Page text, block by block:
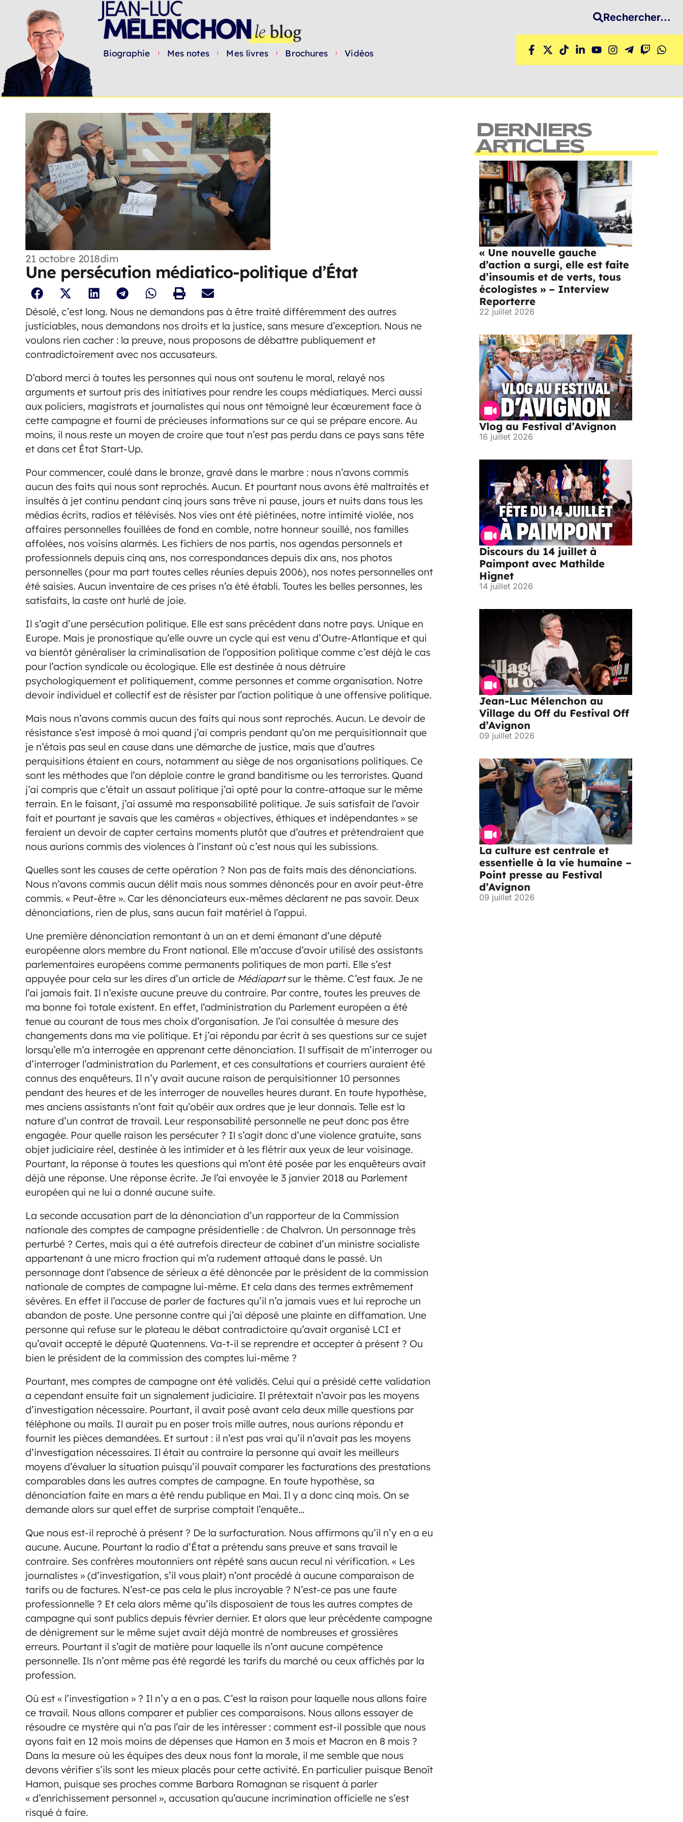
Biographie Mes notes Mes livres Brochures Vidéos
Rechercher...
21 octobre 2018dim
Une persécution médiatico-politique d’État
Désolé, c’est long. Nous ne demandons pas à être traité différemment des autres
justiciables, nous demandons nos droits et la justice, sans mesure d’exception. Nous ne
voulons rien cacher : la preuve, nous proposons de débattre publiquement et
contradictoirement avec nos accusateurs.
D’abord merci à toutes les personnes qui nous ont soutenu le moral, relayé nos
arguments et surtout pris des initiatives pour rendre les coups médiatiques. Merci aussi
aux policiers, magistrats et journalistes qui nous ont témoigné leur écœurement face à
cette campagne et fourni de précieuses informations sur ce qui se prépare encore. Au
moins, il nous reste un moyen de croire que tout n’est pas perdu dans ce pays sans tête
et dans cet État Start-Up.
Pour commencer, coulé dans le bronze, gravé dans le marbre : nous n’avons commis
aucun des faits qui nous sont reprochés. Aucun. Et pourtant nous avons été maltraités et
insultés à jet continu pendant cinq jours sans trêve ni pause, jours et nuits dans tous les
médias écrits, radios et télévisés. Nos vies ont été piétinées, notre intimité violée, nos
affaires personnelles fouillées de fond en comble, notre honneur souillé, nos familles
affolées, nos voisins alarmés. Les fichiers de nos partis, nos agendas personnels et
professionnels depuis cinq ans, nos correspondances depuis dix ans, nos photos
personnelles (pour ma part toutes celles réunies depuis 2006), nos notes personnelles ont
été saisies. Aucun inventaire de ces prises n’a été établi. Toutes les belles personnes, les
satisfaits, la caste ont hurlé de joie.
Il s’agit d’une persécution politique. Elle est sans précédent dans notre pays. Unique en
Europe. Mais je pronostique qu’elle ouvre un cycle qui est venu d’Outre-Atlantique et qui
va bientôt généraliser la criminalisation de l’opposition politique comme c’est déjà le cas
pour l’action syndicale ou écologique. Elle est destinée à nous détruire
psychologiquement et politiquement, comme personnes et comme organisation. Notre
devoir individuel et collectif est de résister par l’action politique à une offensive politique.
Mais nous n’avons commis aucun des faits qui nous sont reprochés. Aucun. Le devoir de
résistance s’est imposé à moi quand j’ai compris pendant qu’on me perquisitionnait que
je n’étais pas seul en cause dans une démarche de justice, mais que d’autres
perquisitions étaient en cours, notamment au siège de nos organisations politiques. Ce
sont les méthodes que l’on déploie contre le grand banditisme ou les terroristes. Quand
j’ai compris que c’était un assaut politique j’ai opté pour la contre-attaque sur le même
terrain. En le faisant, j’ai assumé ma responsabilité politique. Je suis satisfait de l’avoir
fait et pourtant je savais que les caméras « objectives, éthiques et indépendantes » se
feraient un devoir de capter certains moments plutôt que d’autres et prétendraient que
nous aurions commis des violences à l’instant où c’est nous qui les subissions.
Quelles sont les causes de cette opération ? Non pas de faits mais des dénonciations.
Nous n’avons commis aucun délit mais nous sommes dénoncés pour en avoir peut-être
commis. « Peut-être ». Car les dénonciateurs eux-mêmes déclarent ne pas savoir. Deux
dénonciations, rien de plus, sans aucun fait matériel à l’appui.
Une première dénonciation remontant à un an et demi émanant d’une député
européenne alors membre du Front national. Elle m’accuse d’avoir utilisé des assistants
parlementaires européens comme permanents politiques de mon parti. Elle s’est
appuyée pour cela sur les dires d’un article de Médiapartsur le thème. C’est faux. Je ne
l’ai jamais fait. Il n’existe aucune preuve du contraire. Par contre, toutes les preuves de
ma bonne foi totale existent. En effet, l’administration du Parlement européen a été
tenue au courant de tous mes choix d’organisation. Je l’ai consultée à mesure des
changements dans ma vie politique. Et j’ai répondu par écrit à ses questions sur ce sujet
lorsqu’elle m’a interrogée en apprenant cette dénonciation. Il suffisait de m’interroger ou
d’interroger l’administration du Parlement, et ces consultations et courriers auraient été
connus des enquêteurs. Il n’y avait aucune raison de perquisitionner 10 personnes
pendant des heures et de les interroger de nouvelles heures durant. En toute hypothèse,
mes anciens assistants n’ont fait qu’obéir aux ordres que je leur donnais. Telle est la
nature d’un contrat de travail. Leur responsabilité personnelle ne peut donc pas être
engagée. Pour quelle raison les persécuter ? Il s’agit donc d’une violence gratuite, sans
objet judiciaire réel, destinée à les intimider et à les flétrir aux yeux de leur voisinage.
Pourtant, la réponse à toutes les questions qui m’ont été posée par les enquêteurs avait
déjà une réponse. Une réponse écrite. Je l’ai envoyée le 3 janvier 2018 au Parlement
européen qui ne lui a donné aucune suite.
La seconde accusation part de la dénonciation d’un rapporteur de la Commission
nationale des comptes de campagne présidentielle : de Chalvron. Un personnage très
perturbé ? Certes, mais qui a été autrefois directeur de cabinet d’un ministre socialiste
appartenant à une micro fraction qui m’a rudement attaqué dans le passé. Un
personnage dont l’absence de sérieux a été dénoncée par le président de la commission
nationale de comptes de campagne lui-même. Et cela dans des termes extrêmement
sévères. En effet il l’accuse de parler de factures qu’il n’a jamais vues et lui reproche un
abandon de poste. Une personne contre qui j’ai déposé une plainte en diffamation. Une
personne qui refuse sur le plateau le débat contradictoire qu’avait organisé LCI et
qu’avait accepté le député Quatennens. Va-t-il se reprendre et accepter à présent ? Ou
bien le président de la commission des comptes lui-même ?
Pourtant, mes comptes de campagne ont été validés. Celui qui a présidé cette validation
a cependant ensuite fait un signalement judiciaire. Il prétextait n’avoir pas les moyens
d’investigation nécessaire. Pourtant, il avait posé avant cela deux mille questions par
téléphone ou mails. Il aurait pu en poser trois mille autres, nous aurions répondu et
fournit les pièces demandées. Et surtout : il n’est pas vrai qu’il n’avait pas les moyens
d’investigation nécessaires. Il était au contraire la personne qui avait les meilleurs
moyens d’évaluer la situation puisqu’il pouvait comparer les facturations des prestations
comparables dans les autres comptes de campagne. En toute hypothèse, sa
dénonciation faite en mars a été rendu publique en Mai. Il y a donc cinq mois. On se
demande alors sur quel effet de surprise comptait l’enquête…
Que nous est-il reproché à présent ? De la surfacturation. Nous affirmons qu’il n’y en a eu
aucune. Aucune. Pourtant la radio d’État a prétendu sans preuve et sans travail le
contraire. Ses confrères moutonniers ont répété sans aucun recul ni vérification. « Les
journalistes » (d’investigation, s’il vous plait) n’ont procédé à aucune comparaison de
tarifs ou de factures. N’est-ce pas cela le plus incroyable ? N’est-ce pas une faute
professionnelle ? Et cela alors même qu’ils disposaient de tous les autres comptes de
campagne qui sont publics depuis février dernier. Et alors que leur précédente campagne
de dénigrement sur le même sujet avait déjà montré de nombreuses et grossières
erreurs. Pourtant il s’agit de matière pour laquelle ils n’ont aucune compétence
personnelle. Ils n’ont même pas été regardé les tarifs du marché ou ceux affichés par la
profession.
Où est « l’investigation » ? Il n’y a en a pas. C’est la raison pour laquelle nous allons faire
ce travail. Nous allons comparer et publier ces comparaisons. Nous allons essayer de
résoudre ce mystère qui n’a pas l’air de les intéresser : comment est-il possible que nous
ayons fait en 12 mois moins de dépenses que Hamon en 3 mois et Macron en 8 mois ?
Dans la mesure où les équipes des deux nous font la morale, il me semble que nous
devons vérifier s’ils sont les mieux placés pour cette activité. En particulier puisque Benoît
Hamon, puisque ses proches comme Barbara Romagnan se risquent à parler
« d’enrichissement personnel », accusation qu’aucune incrimination officielle ne s’est
risqué à faire.
DERNIERS
ARTICLES
« Une nouvelle gauche
d’action a surgi, elle est faite
d’insoumis et de verts, tous
écologistes » – Interview
Reporterre
22 juillet 2026
Vlog au Festival d’Avignon
16 juillet 2026
Discours du 14 juillet à
Paimpont avec Mathilde
Hignet
14 juillet 2026
Jean-Luc Mélenchon au
Village du Off du Festival Off
d’Avignon
09 juillet 2026
La culture est centrale et
essentielle à la vie humaine –
Point presse au Festival
d’Avignon
09 juillet 2026